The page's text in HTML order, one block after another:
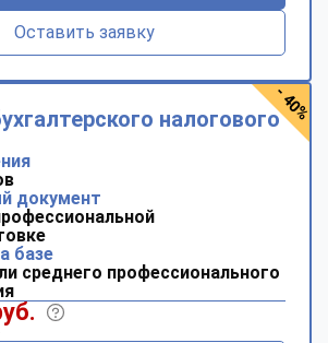
Оставить заявку
налогового
документ
базе
среднего профессионального
- 40%